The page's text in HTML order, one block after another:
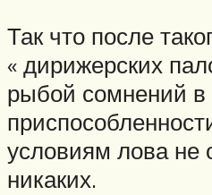
Так что после
« дирижерских
рыбой сомнений в
условиям лова не
никаких.